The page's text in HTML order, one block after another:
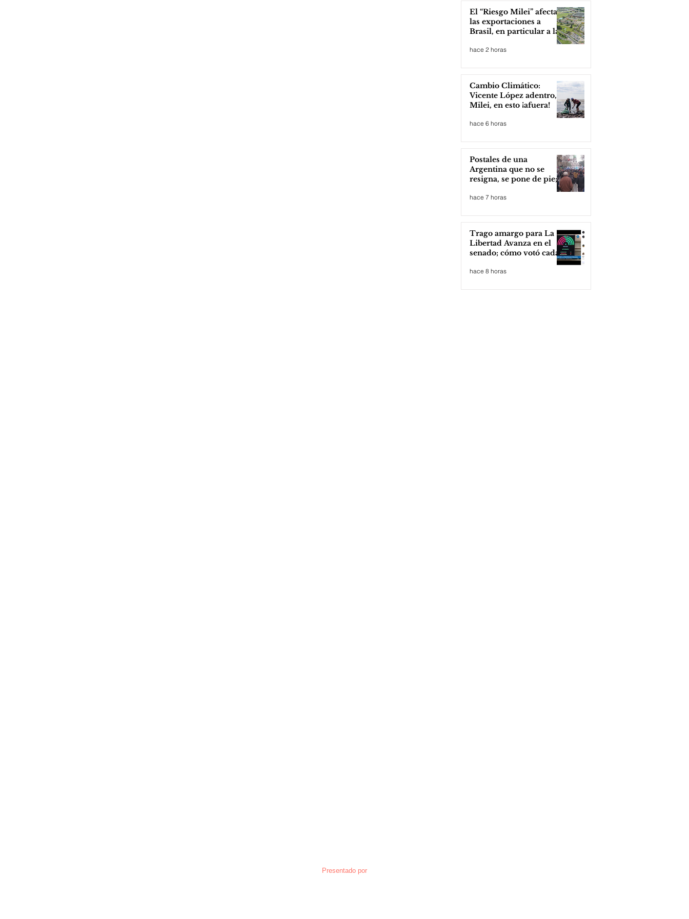
El “Riesgo Milei” afecta
las exportaciones a
Brasil, en particular a la
industria automotriz de
la provincia
hace 2 horas
Cambio Climático:
Vicente López adentro,
Milei, en esto ¡afuera!
hace 6 horas
Postales de una
Argentina que no se
resigna, se pone de pie;
hace 7 horas
Trago amargo para La
Libertad Avanza en el
senado; cómo votó cada
hace 8 horas
Presentado por